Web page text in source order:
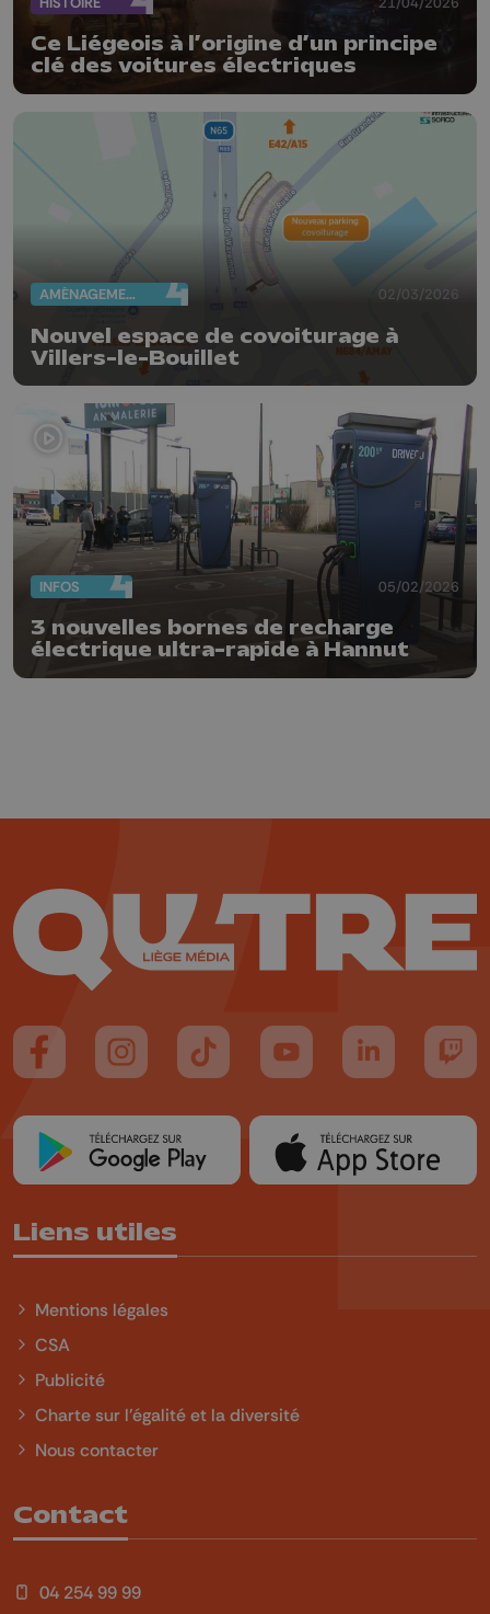
Ce Liégeois à l’origine d’un principe
clé des voitures électriques
AMÉNAGEMENT DU TERRITOIRE 02/03/2026
Nouvel espace de covoiturage à
Villers-le-Bouillet
INFOS 05/02/2026
3 nouvelles bornes de recharge
électrique ultra-rapide à Hannut
Suivez-nous sur FaceBook
Suivez-nous sur Instagram
Suivez-nous sur TikTok
Suivez-nous sur YouTube
Suivez-nous
Liens utiles
Mentions légales
CSA
Publicité
Charte sur l'égalité et la diversité
Nous contacter
Contact
04 254 99 99